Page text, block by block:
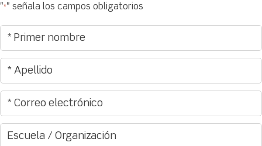
"*" señala los campos obligatorios